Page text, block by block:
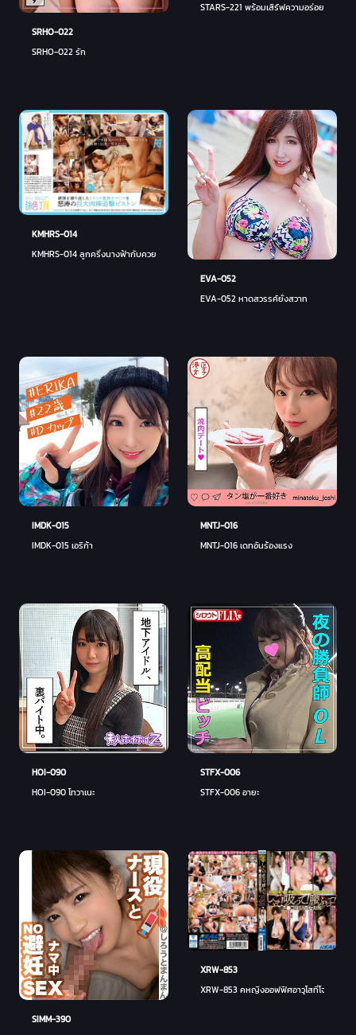
SRHO-022
SRHO-022 รัก
STARS-221 พร้อมเสิร์ฟความอร่อย - ยูสึ ชิร
KMHRS-014
KMHRS-014 ลูกครึ่งนางฟ้ากับควยเปลี่ยนคน - เอลเลน มิยาซาวะ
EVA-052
EVA-052 หาดสวรรค์ยั่งสวาท
IMDK-015
IMDK-015 เอริก้า
MNTJ-016
MNTJ-016 เดทอันร้องแรง
HOI-090
HOI-090 โทวาเนะ
STFX-006
STFX-006 อายะ
SIMM-390
XRW-853
XRW-853 คหญิงออฟฟิศอาวุโสที่โจมตีรุ่นน้